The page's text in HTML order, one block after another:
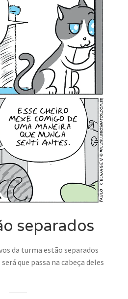
Search Button
separados
da turma estão separados
que passa na cabeça deles